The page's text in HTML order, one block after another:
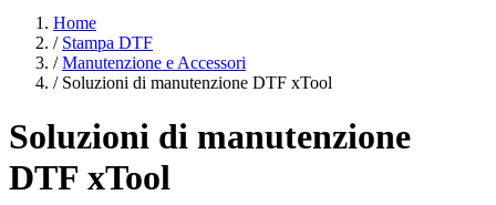
Home
/ Stampa DTF
/ Manutenzione e Accessori
/ Soluzioni di manutenzione DTF xTool
Soluzioni di manutenzione
DTF xTool